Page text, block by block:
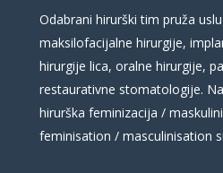
Odabrani hirurški tim pruža
maksilofacijalne hirurgije,
hirurgije lica, oralne hirurgije,
restaurativne stomatologije.
hirurška feminizacija /
feminisation / masculinisation